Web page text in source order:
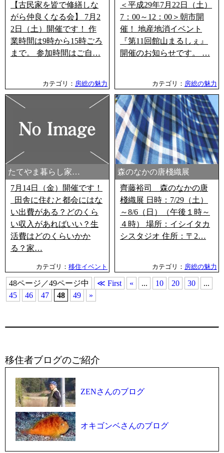
【古民家を皆で修繕しな
がら仲良くなる会】 7月2
2日（土）開催です！ 作
業時間は9時から15時ごろ
まで。 参加時間はご自…
カテゴリ： 房総の魅力
＜平成29年7月22日（土）
7：00～12：00＞朝市開
催！ 地産地消イベント
『第11回館山まるしぇ』
開催のお知らせです。 …
カテゴリ： 房総の魅力
たてやま暮らし家…
7月14日（金）開催です！
田舎に住むと都会にはな
い出費がある？どのくら
い収入があればいい？生
活費はどのくらいかか
る？家…
カテゴリ： 移住イベント
森のなかの唐棧織展
齊藤裕司 森のなかの唐
棧織展 日時：7/29（土）
～8/6（日）（午後１時～
４時） 場所：イシイタカ
シスタジオ 住所：〒2…
カテゴリ： 房総の魅力
48ページ／49ページ中 ≪ First « ... 10 20 30
...
45
46 47 48 49 »
移住者ブログのご紹介
ZENさんのブログ
オキゴンベさんのブログ